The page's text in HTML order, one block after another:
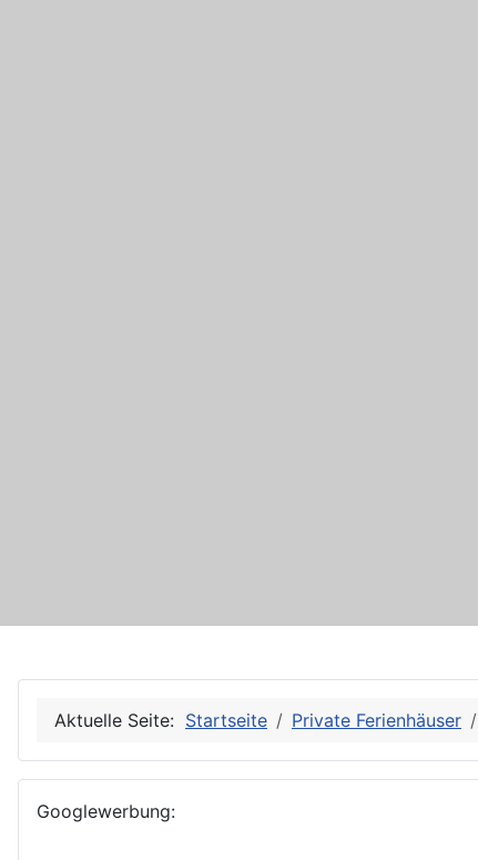
Aktuelle Seite: Startseite Private Ferienhäuser
Googlewerbung: